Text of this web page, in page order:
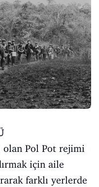
olan Pol Pot rejimi
için aile
farklı yerlerde